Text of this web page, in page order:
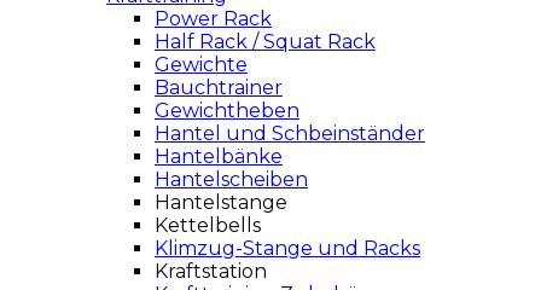
Power Rack
Half Rack / Squat Rack
Gewichte
Bauchtrainer
Gewichtheben
Hantel und Schbeinständer
Hantelbänke
Hantelscheiben
Hantelstange
Kettelbells
Klimzug-Stange und Racks
Kraftstation